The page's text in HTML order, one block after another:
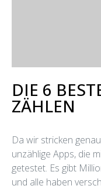
DIE 6
ZÄHLEN
Da wir stricken
unzählige Apps, die
getestet. Es gibt
und alle haben